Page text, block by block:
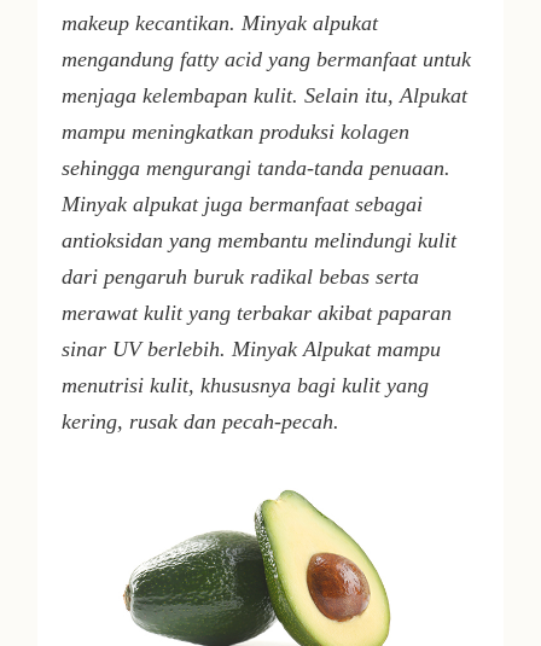
makeup kecantikan. Minyak alpukat
mengandung fatty acidyang bermanfaat untuk
menjaga kelembapan kulit. Selain itu, Alpukat
mampu meningkatkan produksi kolagen
sehingga mengurangi tanda-tanda penuaan.
Minyak alpukat juga bermanfaat sebagai
antioksidan yang membantu melindungi kulit
dari pengaruh buruk radikal bebas serta
merawat kulit yang terbakar akibat paparan
sinar UV berlebih. Minyak Alpukat mampu
menutrisi kulit, khususnya bagi kulit yang
kering, rusak dan pecah-pecah.